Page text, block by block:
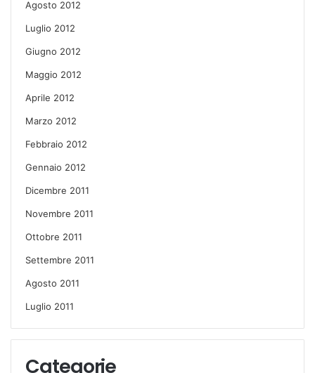
Agosto 2012
Luglio 2012
Giugno 2012
Maggio 2012
Aprile 2012
Marzo 2012
Febbraio 2012
Gennaio 2012
Dicembre 2011
Novembre 2011
Ottobre 2011
Settembre 2011
Agosto 2011
Luglio 2011
Categorie